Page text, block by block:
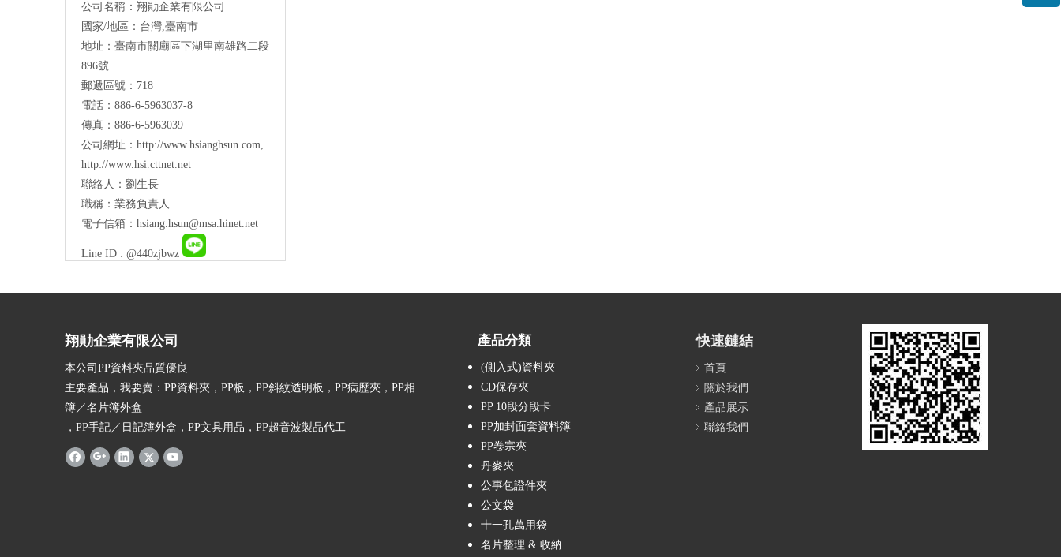
公司名稱：翔勛企業有限公司
國家/地區：台灣,臺南市
地址：臺南市關廟區下湖里南雄路二段
896號
郵遞區號：718
電話：886-6-5963037-8
傳真：886-6-5963039
公司網址： http://www.hsianghsun.com,
http://www.hsi.cttnet.net
聯絡人：劉生長
職稱：業務負責人
電子信箱： hsiang.hsun@msa.hinet.net
Line ID : @440zjbwz
翔勛企業有限公司
本公司PP資料夾品質優良
主要產品，我要賣：PP資料夾，PP板，PP斜紋透明板，PP病歷夾，PP相
簿／名片簿外盒
，PP手記／日記簿外盒，PP文具用品，PP超音波製品代工
產品分類
(側入式)資料夾
CD保存夾
PP 10段分段卡
PP加封面套資料簿
PP卷宗夾
丹麥夾
公事包證件夾
公文袋
十一孔萬用袋
名片整理 & 收納
快速鏈結
首頁
關於我們
產品展示
聯絡我們